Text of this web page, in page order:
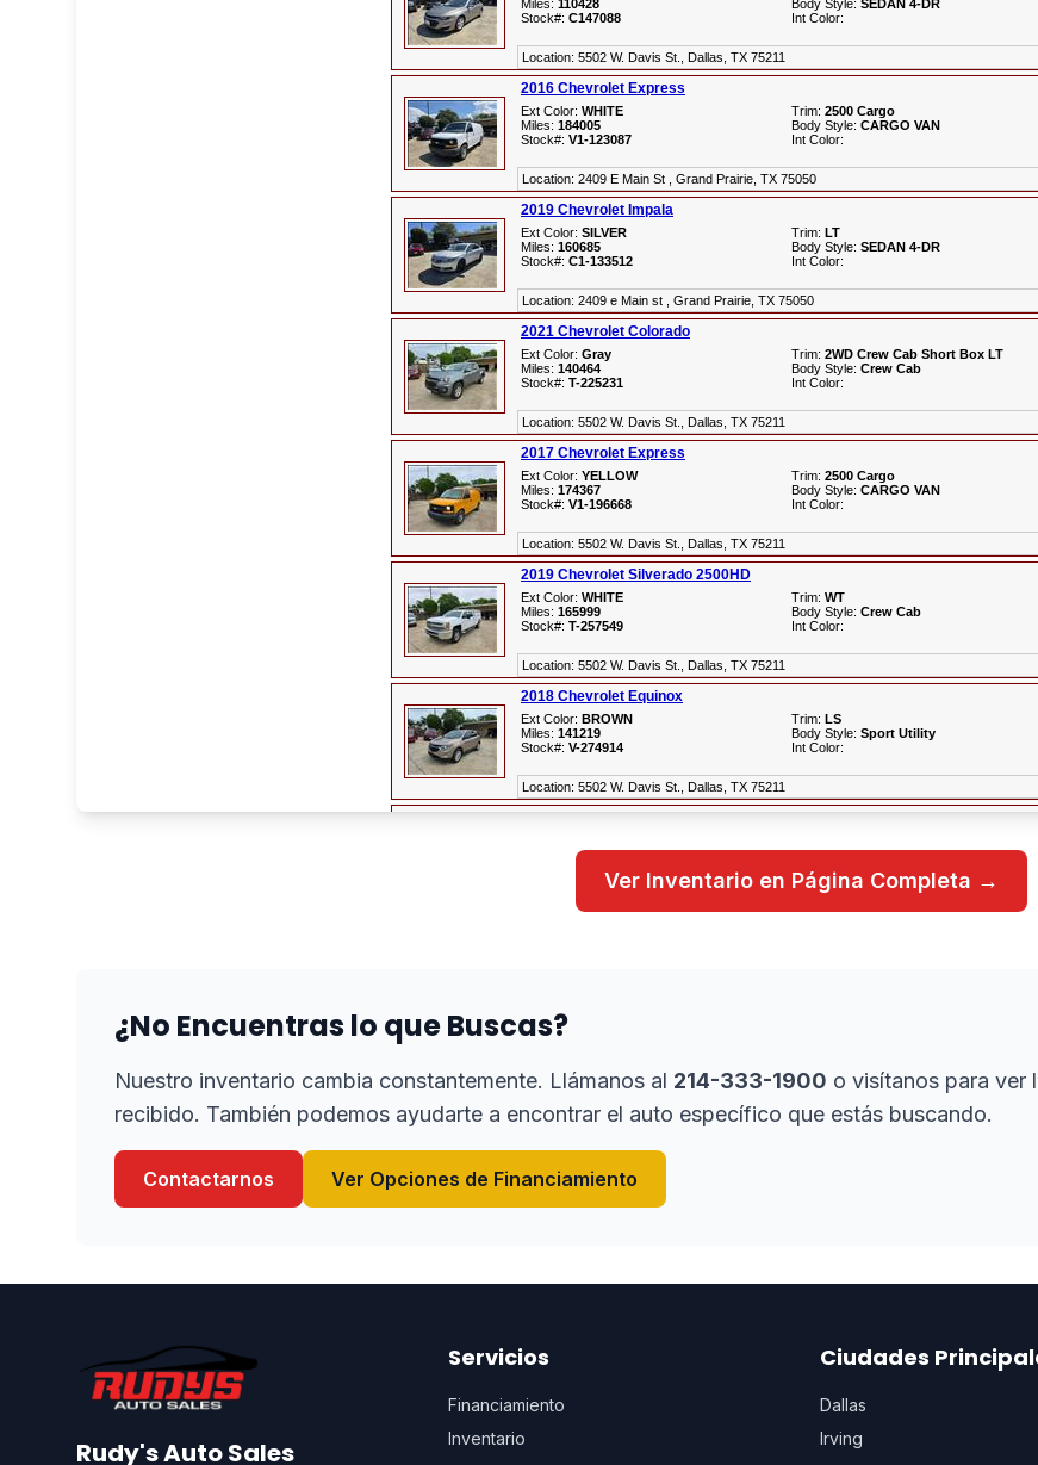
Ver Inventario en Página Completa →
¿No Encuentras lo que Buscas?
Nuestro inventario cambia constantemente. Llámanos al 214-333-1900 o visítanos para ver
recibido. También podemos ayudarte a encontrar el auto específico que estás buscando.
Contactarnos Ver Opciones de Financiamiento
Rudy's Auto Sales
Servicios
Financiamiento
Inventario
Ciudades
Dallas
Irving